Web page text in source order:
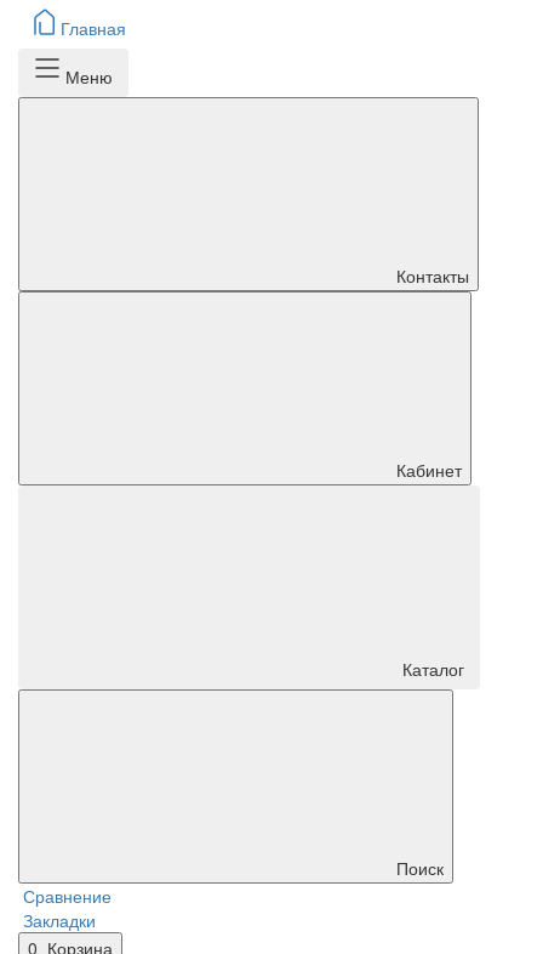
Главная
Меню
Контакты
Кабинет
Каталог
Поиск
Сравнение
Закладки
0 Корзина